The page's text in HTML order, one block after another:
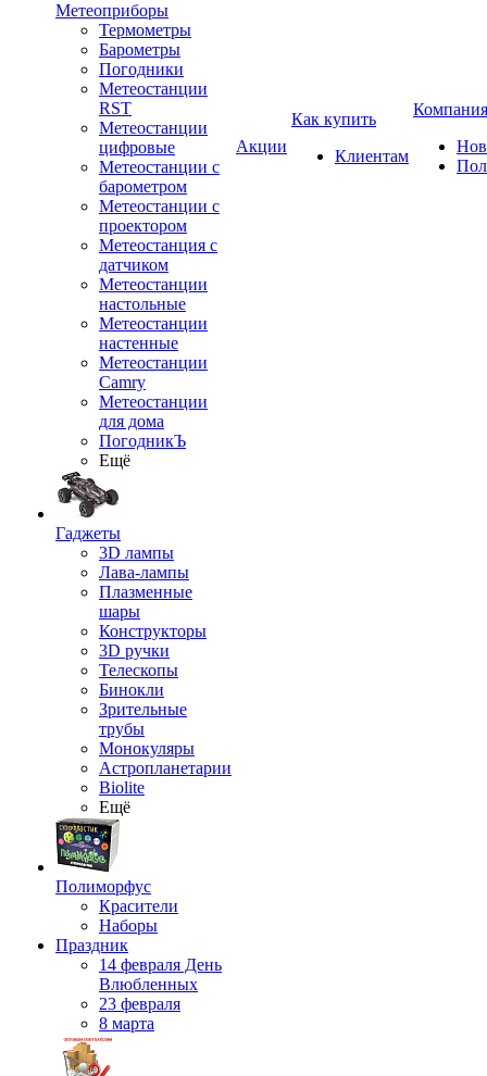
Метеоприборы
Термометры
Барометры
Погодники
Метеостанции
RST
Метеостанции
цифровые
Метеостанции с
барометром
Метеостанции с
проектором
Метеостанция с
датчиком
Метеостанции
настольные
Метеостанции
настенные
Метеостанции
Camry
Метеостанции
для дома
ПогодникЪ
Ещё
Гаджеты
3D лампы
Лава-лампы
Плазменные
шары
Конструкторы
3D ручки
Телескопы
Бинокли
Зрительные
трубы
Монокуляры
Астропланетарии
Biolite
Ещё
Полиморфус
Красители
Наборы
Праздник
14 февраля День
Влюбленных
23 февраля
8 марта
Акции
Как купить
Клиентам
Компания